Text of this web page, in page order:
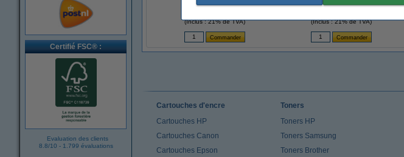
Certifié FSC® :
Evaluation des clients
8.8/10 - 1.799 évaluations
(Inclus : 21% de TVA) (Inclus : 21% de TVA)
Cartouches d'encre
Cartouches HP
Cartouches Canon
Cartouches Epson
Toners
Toners HP
Toners Samsung
Toners Brother